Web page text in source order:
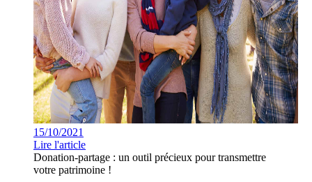
15/10/2021
Lire l'article
Donation-partage : un outil précieux pour transmettre
votre patrimoine !